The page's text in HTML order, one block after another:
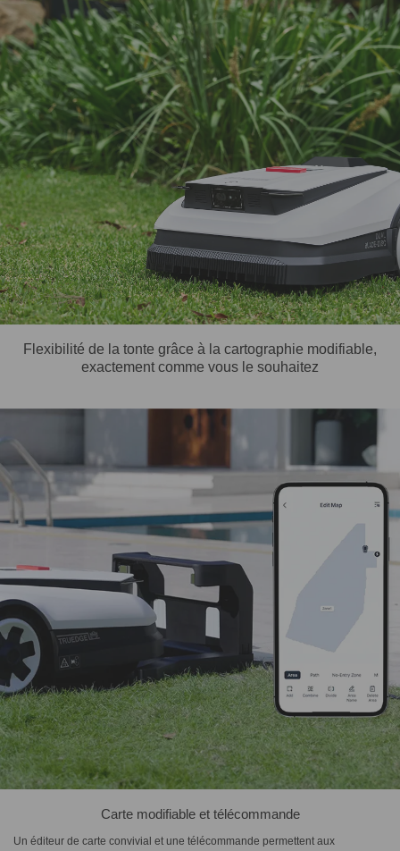
Flexibilité de la tonte grâce à la cartographie modifiable,
exactement comme vous le souhaitez
Carte modifiable et télécommande
Un éditeur de carte convivial et une télécommande permettent aux